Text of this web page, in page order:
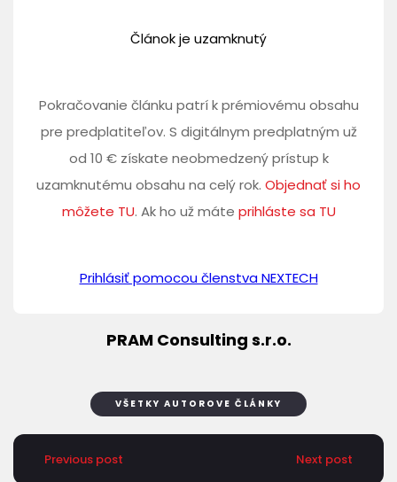
Článok je uzamknutý
Pokračovanie článku patrí k prémiovému obsahu
pre predplatiteľov. S digitálnym predplatným už
od 10 € získate neobmedzený prístup k
uzamknutému obsahu na celý rok. Objednať si ho
môžete TU. Ak ho už máte prihláste sa TU
Prihlásiť pomocou členstva NEXTECH
PRAM Consulting s.r.o.
VŠETKY AUTOROVE ČLÁNKY
Previous post Next post